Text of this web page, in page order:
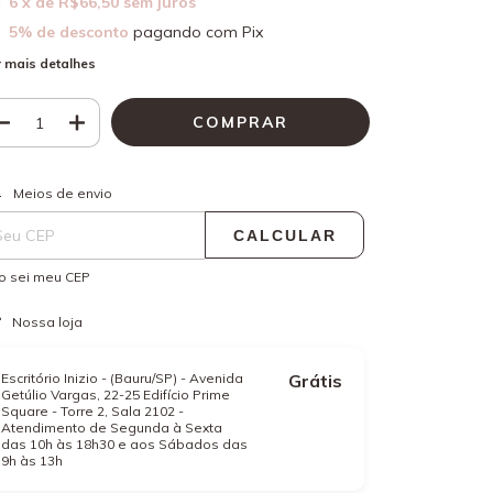
5% de desconto pagando com Pix
mais detalhes
para o CEP:
Meios de envio
CALCULAR
sei meu CEP
Nossa loja
Escritório Inizio - (Bauru/SP) - Avenida
Getúlio Vargas, 22-25 Edifício Prime
Square - Torre 2, Sala 2102 -
Atendimento de Segunda à Sexta
das 10h às 18h30 e aos Sábados das
9h às 13h
Grátis